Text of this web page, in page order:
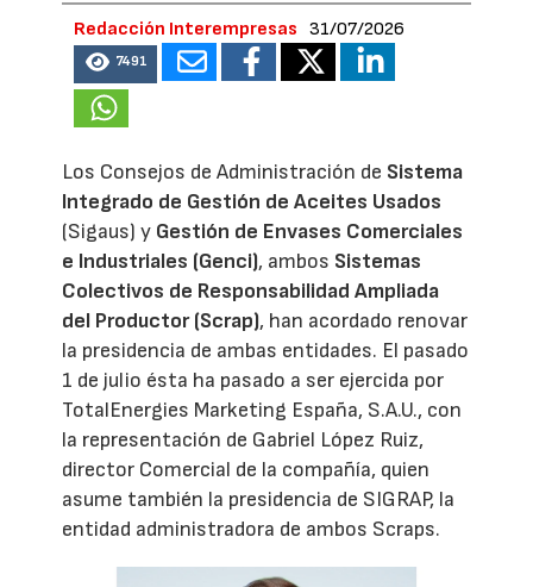
Redacción Interempresas 31/07/2026
7491
Los Consejos de Administración de Sistema
Integrado de Gestión de Aceites Usados
(Sigaus) y Gestión de Envases Comerciales
e Industriales (Genci), ambos Sistemas
Colectivos de Responsabilidad Ampliada
del Productor (Scrap), han acordado renovar
la presidencia de ambas entidades. El pasado
1 de julio ésta ha pasado a ser ejercida por
TotalEnergies Marketing España, S.A.U., con
la representación de Gabriel López Ruiz,
director Comercial de la compañía, quien
asume también la presidencia de SIGRAP, la
entidad administradora de ambos Scraps.